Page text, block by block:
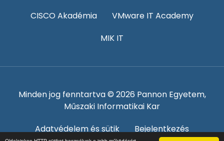
CISCO Akadémia
VMware IT Academy
MIK IT
Minden jog fenntartva © 2026 Pannon Egyetem,
Műszaki Informatikai Kar
Adatvédelem és sütik
Bejelentkezés